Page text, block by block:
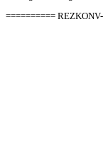
==========